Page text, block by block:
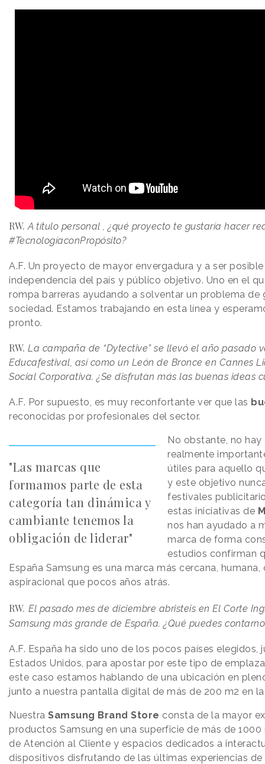
RW. A título personal , ¿qué proyecto te gustaría hacer
#TecnologíaconPropósito?
A.F. Un proyecto de mayor envergadura y a ser
independencia del país y público objetivo. Uno en el
rompa barreras ayudando a solventar un problema de
sociedad. Estamos trabajando en esta línea y
pronto.
RW. La campaña de “Dytective” se llevó el año pasado
Educafestival, así como un León de Bronce en Cannes
Social Corporativa. ¿Se disfrutan más las buenas ideas
A.F. Por supuesto, es muy reconfortante ver que las
reconocidas por profesionales del sector.
"Las marcas que
formamos parte de esta
categoría tan dinámica y
cambiante tenemos la
obligación de liderar"
No obstante, no
realmente
útiles para aquello
y este objetivo
festivales
estas iniciativas de
nos han ayudado a
marca de forma
estudios confirman
España Samsung es una marca más cercana,
aspiracional que pocos años atrás.
RW. El pasado mes de diciembre abristeis en El Corte
Samsung más grande de España. ¿Qué puedes
A.F. España ha sido uno de los pocos países elegidos,
Estados Unidos, para apostar por este tipo de
este caso estamos hablando de una ubicación en
junto a nuestra pantalla digital de más de 200 m2 en
Nuestra Samsung Brand Store consta de la mayor
productos Samsung en una superficie de más de
de Atención al Cliente y espacios dedicados a
dispositivos disfrutando de las últimas experiencias